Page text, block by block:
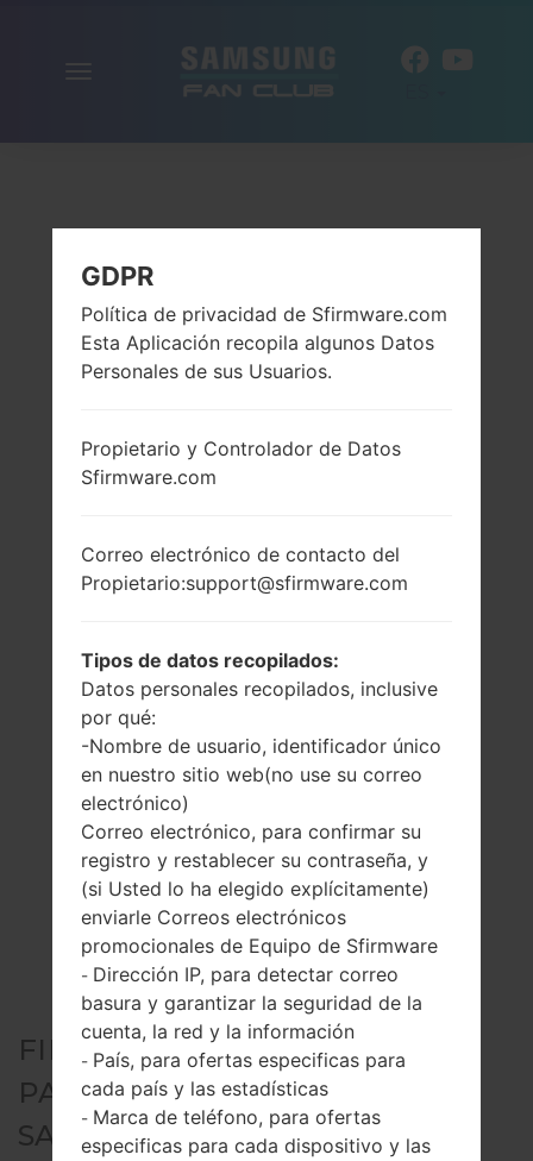
FIRMWARE OFICIAL #108937
PARA SM-J710MN -
SAMSUNGGALAXY J7 2016
GDPR
Política de privacidad de Sfirmware.com
Esta Aplicación recopila algunos Datos
Personales de sus Usuarios.
Propietario y Controlador de Datos
Sfirmware.com
Correo electrónico de contacto del
Propietario:support@sfirmware.com
Tipos de datos recopilados:
Datos personales recopilados, inclusive
por qué:
-Nombre de usuario, identificador único
en nuestro sitio web(no use su correo
electrónico)
Correo electrónico, para confirmar su
registro y restablecer su contraseña, y
(si Usted lo ha elegido explícitamente)
enviarle Correos electrónicos
promocionales de Equipo de Sfirmware
- Dirección IP, para detectar correo
basura y garantizar la seguridad de la
cuenta, la red y la información
- País, para ofertas especificas para
cada país y las estadísticas
- Marca de teléfono, para ofertas
especificas para cada dispositivo y las